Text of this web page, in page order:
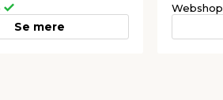
Se mere
Webshop